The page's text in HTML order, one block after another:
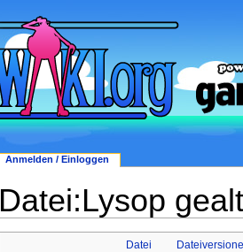
Datei:Lysop
Datei
Anmelden / Einloggen